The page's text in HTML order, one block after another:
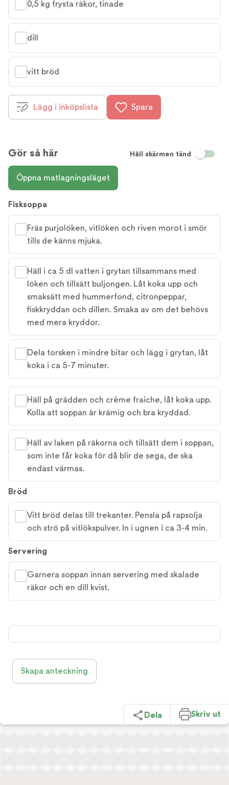
0,5 kg frysta räkor, tinade
dill
vitt bröd
Lägg i inköpslista Spara
Gör så här Håll skärmen tänd
Öppna matlagningsläget
Fisksoppa
Fräs purjolöken, vitlöken och riven morot i smör
tills de känns mjuka.
Häll i ca 5 dl vatten i grytan tillsammans med
löken och tillsätt buljongen. Låt koka upp och
smaksätt med hummerfond, citronpeppar,
fiskkryddan och dillen. Smaka av om det behövs
med mera kryddor.
Dela torsken i mindre bitar och lägg i grytan, låt
koka i ca 5-7 minuter.
Häll på grädden och créme fraiche, låt koka upp.
Kolla att soppan är krämig och bra kryddad.
Häll av laken på räkorna och tillsätt dem i soppan,
som inte får koka för då blir de sega, de ska
endast värmas.
Bröd
Vitt bröd delas till trekanter. Pensla på rapsolja
och strö på vitlökspulver. In i ugnen i ca 3-4 min.
Servering
Garnera soppan innan servering med skalade
räkor och en dill kvist.
Skapa anteckning
Dela Skriv ut